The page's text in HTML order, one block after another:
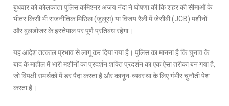
बुधवार को कोलकाता पुलिस कमिश्नर अजय नंदा ने घोषणा की कि शहर की सीमाओं के
भीतर किसी भी राजनीतिक मिछिल (जुलूस) या विजय रैली में जेसीबी (JCB) मशीनों
और बुलडोजर के इस्तेमाल पर पूर्ण प्रतिबंध रहेगा।
यह आदेश तत्काल प्रभाव से लागू कर दिया गया है। पुलिस का मानना है कि चुनाव के
बाद के माहौल में भारी मशीनों का प्रदर्शन शक्ति प्रदर्शन का एक ऐसा तरीका बन गया है,
जो विपक्षी समर्थकों में डर पैदा करता है और कानून-व्यवस्था के लिए गंभीर चुनौती पेश
करता है।